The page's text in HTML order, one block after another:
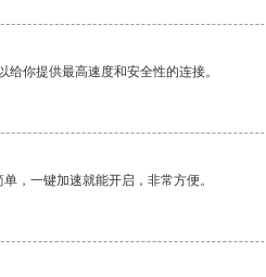
给你提供最高速度和安全性的连接。
，一键加速就能开启，非常方便。